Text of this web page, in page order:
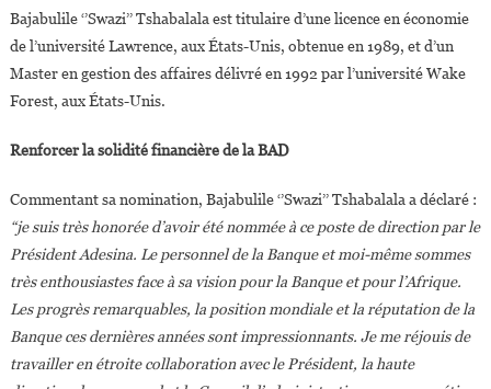
Bajabulile ‘’Swazi’’ Tshabalala est titulaire d’une licence en économie
de l’université Lawrence, aux États-Unis, obtenue en 1989, et d’un
Master en gestion des affaires délivré en 1992 par l’université Wake
Forest, aux États-Unis.
Renforcer la solidité financière de la BAD
Commentant sa nomination, Bajabulile ‘’Swazi’’ Tshabalala a déclaré :
“je suis très honorée d’avoir été nommée à ce poste de direction par le
Président Adesina. Le personnel de la Banque et moi-même sommes
très enthousiastes face à sa vision pour la Banque et pour l’Afrique.
Les progrès remarquables, la position mondiale et la réputation de la
Banque ces dernières années sont impressionnants. Je me réjouis de
travailler en étroite collaboration avec le Président, la haute